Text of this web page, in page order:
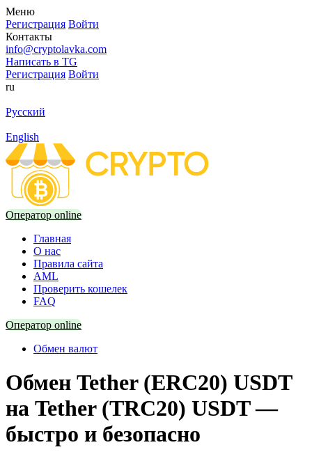
Меню
Регистрация Войти
Контакты
info@cryptolavka.com
Написать в TG
Регистрация Войти
ru
Русский
English
Оператор online
Главная
О нас
Правила сайта
AML
Проверить кошелек
FAQ
Оператор online
Обмен валют
Обмен Tether (ERC20) USDT
на Tether (TRC20) USDT —
быстро и безопасно